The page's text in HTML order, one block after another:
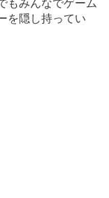
を隠し持ってい